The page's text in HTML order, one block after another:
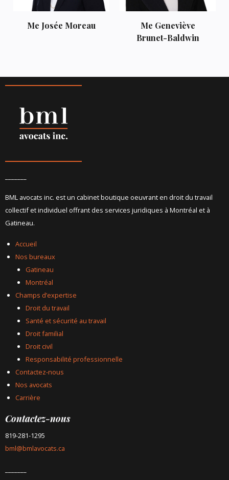
Me Josée Moreau
Me Geneviève
Brunet-Baldwin
BML avocats inc. est un cabinet boutique oeuvrant en droit du travail
collectif et individuel offrant des services juridiques à Montréal et à
Gatineau.
Accueil
Nos bureaux
Gatineau
Montréal
Champs d’expertise
Droit du travail
Santé et sécurité au travail
Droit familial
Droit civil
Responsabilité professionnelle
Contactez-nous
Nos avocats
Carrière
Contactez-nous
819-281-1295
bml@bmlavocats.ca